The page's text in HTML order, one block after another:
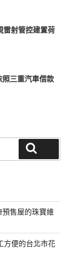
雷射管控建置荷
三重汽車借款
售屋的珠寶維
方便的台北市花